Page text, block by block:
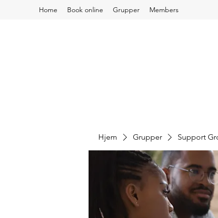
Home Book online Grupper Members
Hjem Grupper Support